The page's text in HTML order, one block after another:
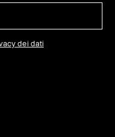
dei dati